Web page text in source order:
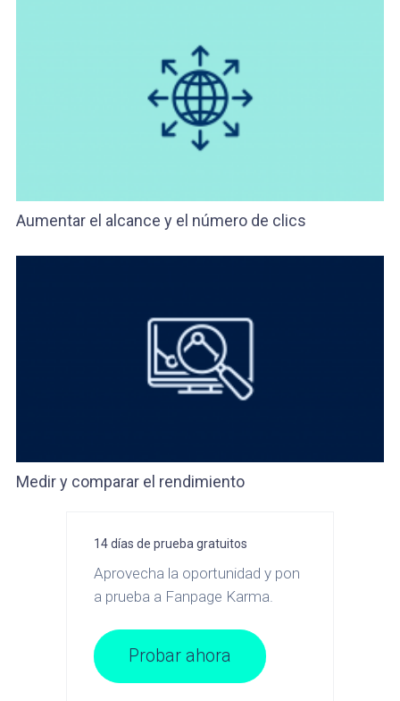
Aumentar el alcance y el número de clics
Medir y comparar el rendimiento
14 días de prueba gratuitos
Aprovecha la oportunidad y pon
a prueba a Fanpage Karma.
Probar ahora